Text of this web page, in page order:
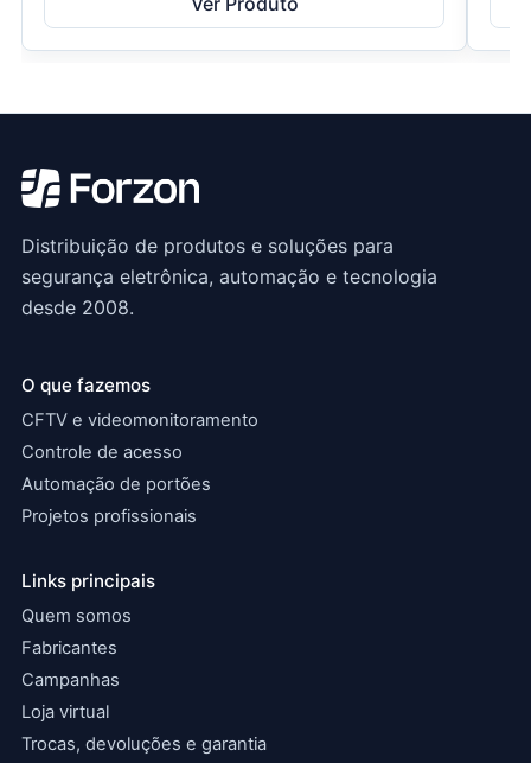
Distribuição de produtos e soluções para
segurança eletrônica, automação e tecnologia
desde 2008.
O que fazemos
CFTV e videomonitoramento
Controle de acesso
Automação de portões
Projetos profissionais
Links principais
Quem somos
Fabricantes
Campanhas
Loja virtual
Trocas, devoluções e garantia